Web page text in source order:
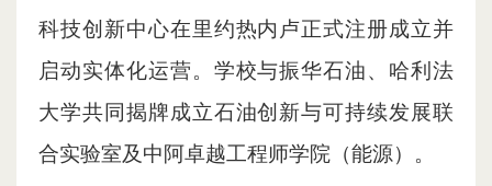
科技创新中心在里约热内卢正式注册成立并
启动实体化运营。学校与振华石油、哈利法
大学共同揭牌成立石油创新与可持续发展联
合实验室及中阿卓越工程师学院（能源）。